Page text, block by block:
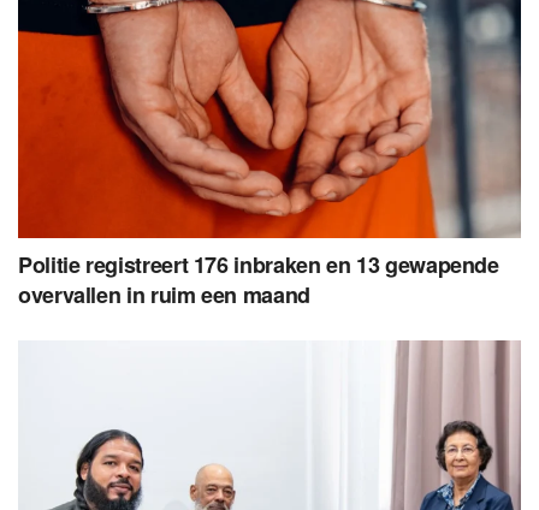
Politie registreert 176 inbraken en 13 gewapende
overvallen in ruim een maand